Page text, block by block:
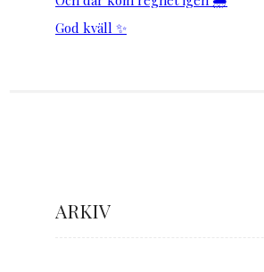
God kväll ✨
ARKIV